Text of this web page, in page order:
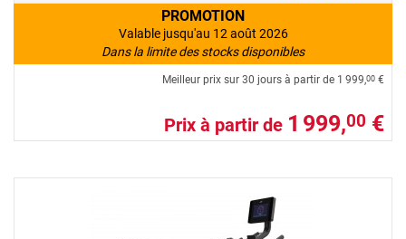
PROMOTION
Valable jusqu'au 12 août 2026
Dans la limite des stocks disponibles
Meilleur prix sur 30 jours à partir de 1 999,00 €
Prix à partir de 1 999,00 €